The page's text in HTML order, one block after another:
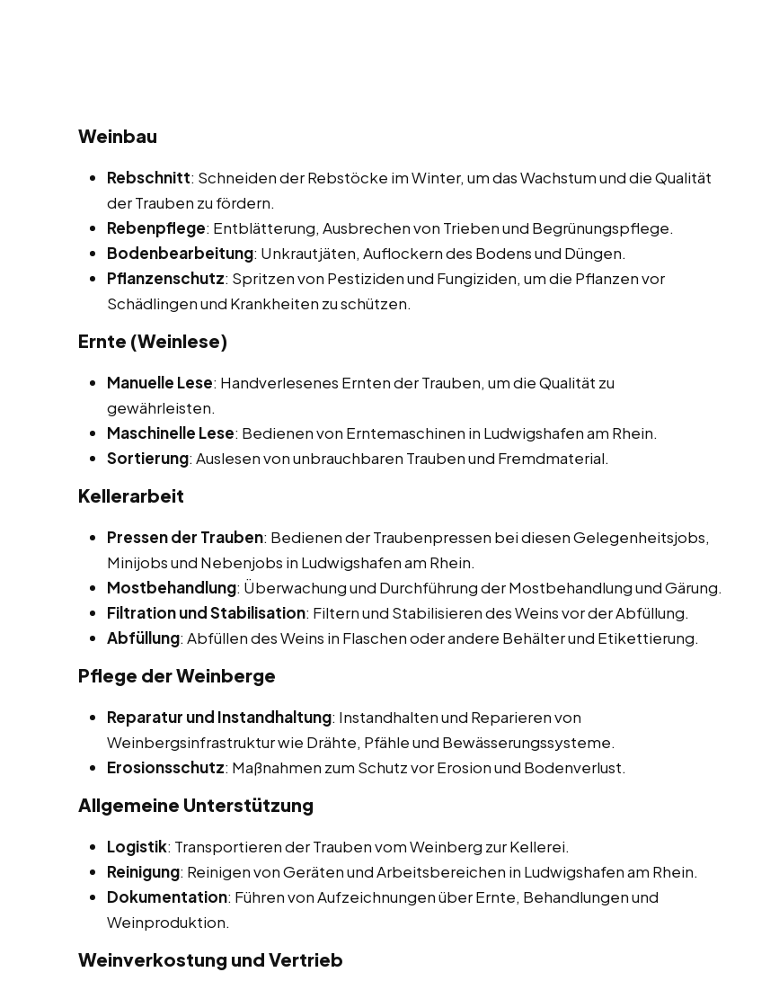
Weinbau
Rebschnitt: Schneiden der Rebstöcke im Winter, um das Wachstum und die Qualität
der Trauben zu fördern.
Rebenpflege: Entblätterung, Ausbrechen von Trieben und Begrünungspflege.
Bodenbearbeitung: Unkrautjäten, Auflockern des Bodens und Düngen.
Pflanzenschutz: Spritzen von Pestiziden und Fungiziden, um die Pflanzen vor
Schädlingen und Krankheiten zu schützen.
Ernte (Weinlese)
Manuelle Lese: Handverlesenes Ernten der Trauben, um die Qualität zu
gewährleisten.
Maschinelle Lese: Bedienen von Erntemaschinen in Ludwigshafen am Rhein.
Sortierung: Auslesen von unbrauchbaren Trauben und Fremdmaterial.
Kellerarbeit
Pressen der Trauben: Bedienen der Traubenpressen bei diesen Gelegenheitsjobs,
Minijobs und Nebenjobs in Ludwigshafen am Rhein.
Mostbehandlung: Überwachung und Durchführung der Mostbehandlung und Gärung.
Filtration und Stabilisation: Filtern und Stabilisieren des Weins vor der Abfüllung.
Abfüllung: Abfüllen des Weins in Flaschen oder andere Behälter und Etikettierung.
Pflege der Weinberge
Reparatur und Instandhaltung: Instandhalten und Reparieren von
Weinbergsinfrastruktur wie Drähte, Pfähle und Bewässerungssysteme.
Erosionsschutz: Maßnahmen zum Schutz vor Erosion und Bodenverlust.
Allgemeine Unterstützung
Logistik: Transportieren der Trauben vom Weinberg zur Kellerei.
Reinigung: Reinigen von Geräten und Arbeitsbereichen in Ludwigshafen am Rhein.
Dokumentation: Führen von Aufzeichnungen über Ernte, Behandlungen und
Weinproduktion.
Weinverkostung und Vertrieb